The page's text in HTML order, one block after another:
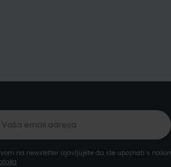
na newsletter izjavljujete da ste upoznati s